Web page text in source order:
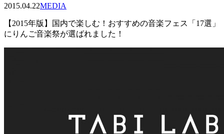
2015.04.22MEDIA
【2015年版】国内で楽しむ！おすすめの音楽フェス「17選」
にりんご音楽祭が選ばれました！